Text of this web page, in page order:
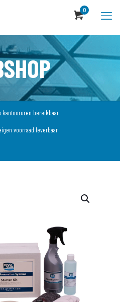
0
kantooruren bereikbaar
voorraad leverbaar